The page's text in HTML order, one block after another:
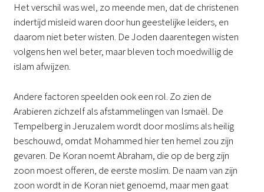
Het verschil was wel, zo meende men, dat de christenen
indertijd misleid waren door hun geestelijke leiders, en
daarom niet beter wisten. De Joden daarentegen wisten
volgens hen wel beter, maar bleven toch moedwillig de
islam afwijzen.
Andere factoren speelden ook een rol. Zo zien de
Arabieren zichzelf als afstammelingen van Ismaël. De
Tempelberg in Jeruzalem wordt door moslims als heilig
beschouwd, omdat Mohammed hier ten hemel zou zijn
gevaren. De Koran noemt Abraham, die op de berg zijn
zoon moest offeren, de eerste moslim. De naam van zijn
zoon wordt in de Koran niet genoemd, maar men gaat